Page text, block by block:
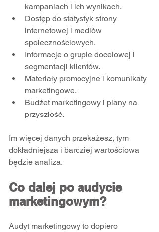
kampaniach i ich wynikach.
Dostęp do statystyk strony
internetowej i mediów
społecznościowych.
Informacje o grupie docelowej i
segmentacji klientów.
Materiały promocyjne i komunikaty
marketingowe.
Budżet marketingowy i plany na
przyszłość.
Im więcej danych przekażesz, tym
dokładniejsza i bardziej wartościowa
będzie analiza.
Co dalej po audycie
marketingowym?
Audyt marketingowy to dopiero